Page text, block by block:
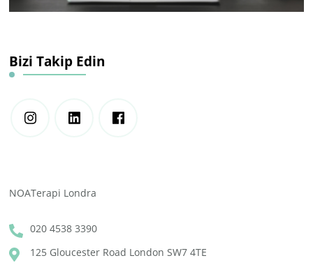
Bizi Takip Edin
NOATerapi Londra
020 4538 3390
125 Gloucester Road London SW7 4TE